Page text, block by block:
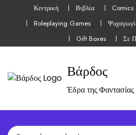
Κεντρική Βιβλία Comics
Roleplaying Games
Gift Boxes
Σε
Βάρδος
Έδρα της Φαντασίας